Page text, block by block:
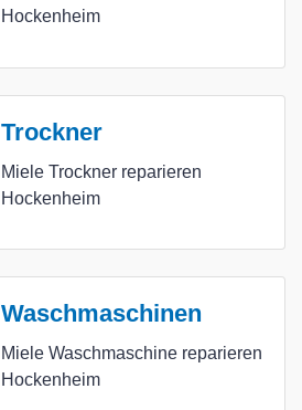
Hockenheim
Trockner
Miele Trockner reparieren
Hockenheim
Waschmaschinen
Miele Waschmaschine reparieren
Hockenheim